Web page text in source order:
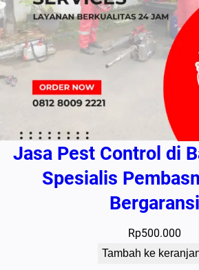
Jasa Pest Control di
Spesialis
Bergaransi
Rp500.000
Tambah ke